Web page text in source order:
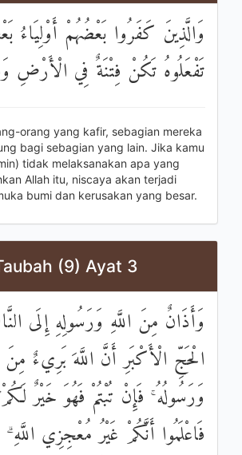
وَالَّذِينَ كَفَرُوا بَعْضُهُمْ أَوْلِيَاءُ
تَفْعَلُوهُ تَكُنْ فِتْنَةٌ فِي الْأَرْضِ
orang yang kafir, sebagian mereka
bagi sebagian yang lain. Jika kamu
tidak melaksanakan apa yang
Allah itu, niscaya akan terjadi
bumi dan kerusakan yang besar.
(9) Ayat 3
وَأَذَانٌ مِنَ اللَّهِ وَرَسُولِهِ إِلَى
الْحَجِّ الْأَكْبَرِ أَنَّ اللَّهَ بَرِيءٌ
وَرَسُولُهُ ۚ فَإِنْ تُبْتُمْ فَهُوَ خَيْرٌ
فَاعْلَمُوا أَنَّكُمْ غَيْرُ مُعْجِزِي اللَّهِ